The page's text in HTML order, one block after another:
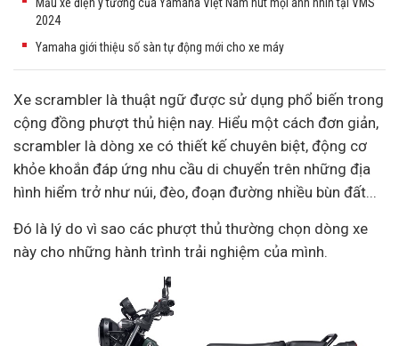
2024
Yamaha giới thiệu số sàn tự động mới cho xe máy
Xe scrambler là thuật ngữ được sử dụng phổ biến trong
cộng đồng phượt thủ hiện nay. Hiểu một cách đơn giản,
scrambler là dòng xe có thiết kế chuyên biệt, động cơ
khỏe khoắn đáp ứng nhu cầu di chuyển trên những địa
hình hiểm trở như núi, đèo, đoạn đường nhiều bùn đất...
Đó là lý do vì sao các phượt thủ thường chọn dòng xe
này cho những hành trình trải nghiệm của mình.